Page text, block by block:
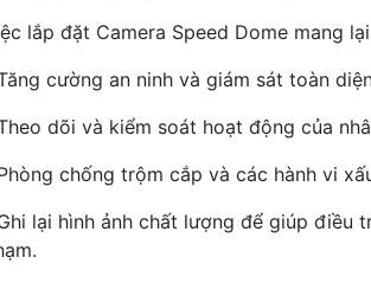
lắp đặt Camera Speed Dome mang
cường an ninh và giám sát toàn
dõi và kiểm soát hoạt động của
chống trộm cắp và các hành vi
lại hình ảnh chất lượng để giúp điều